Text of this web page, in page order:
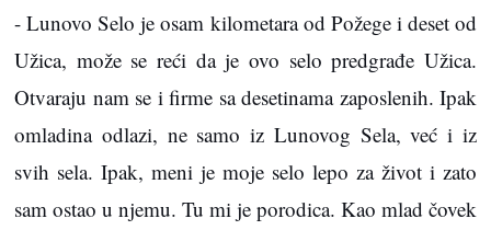
- Lunovo Selo je osam kilometara od Požege i deset od
Užica, može se reći da je ovo selo predgrađe Užica.
Otvaraju nam se i firme sa desetinama zaposlenih. Ipak
omladina odlazi, ne samo iz Lunovog Sela, već i iz
svih sela. Ipak, meni je moje selo lepo za život i zato
sam ostao u njemu. Tu mi je porodica. Kao mlad čovek